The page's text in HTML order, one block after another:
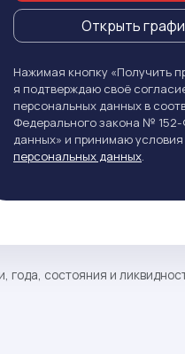
Открыть
Нажимая кнопку «Получить
я подтверждаю своё
персональных данных в
Федерального закона №
данных» и принимаю условия
персональных данных.
года, состояния и